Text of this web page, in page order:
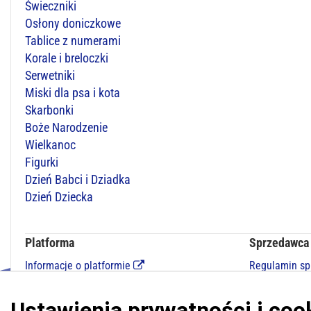
Świeczniki
Osłony doniczkowe
Tablice z numerami
Korale i breloczki
Serwetniki
Miski dla psa i kota
Skarbonki
Boże Narodzenie
Wielkanoc
Figurki
Dzień Babci i Dziadka
Dzień Dziecka
Platforma
Informacje o platformie
Polityka prywatności platformy
Sprzedawca
Regulamin
Kontakt